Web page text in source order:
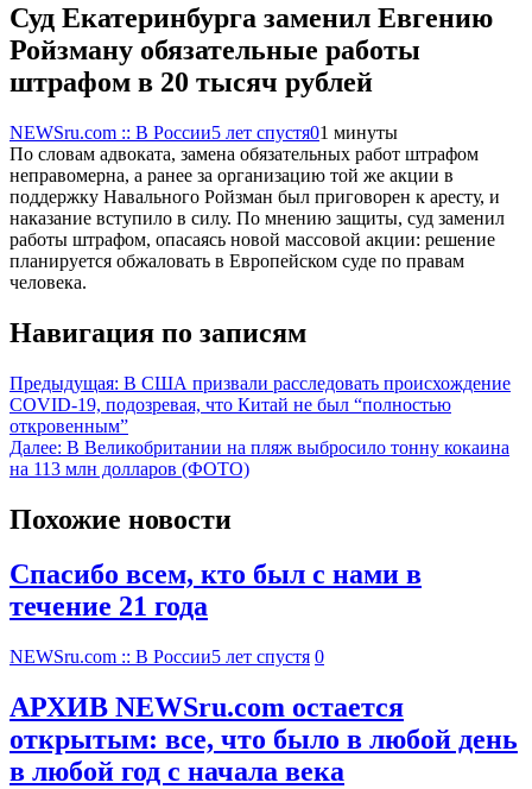
Суд Екатеринбурга заменил Евгению
Ройзману обязательные работы
штрафом в 20 тысяч рублей
NEWSru.com :: В России5 лет спустя01 минуты
По словам адвоката, замена обязательных работ штрафом
неправомерна, а ранее за организацию той же акции в
поддержку Навального Ройзман был приговорен к аресту, и
наказание вступило в силу. По мнению защиты, суд заменил
работы штрафом, опасаясь новой массовой акции: решение
планируется обжаловать в Европейском суде по правам
человека.
Навигация по записям
Предыдущая: В США призвали расследовать происхождение
COVID-19, подозревая, что Китай не был “полностью
откровенным”
Далее: В Великобритании на пляж выбросило тонну кокаина
на 113 млн долларов (ФОТО)
Похожие новости
Спасибо всем, кто был с нами в
течение 21 года
NEWSru.com :: В России5 лет спустя 0
АРХИВ NEWSru.com остается
открытым: все, что было в любой день
в любой год с начала века